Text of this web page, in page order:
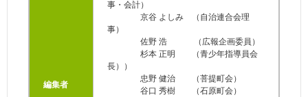
編集者
事・会計）
京谷 よしみ （自治連合会理
事）
佐野 浩 （広報企画委員）
杉本 正明 （青少年指導員会
長））
忠野 健治 （菩提町会）
谷口 秀樹 （石原町会）